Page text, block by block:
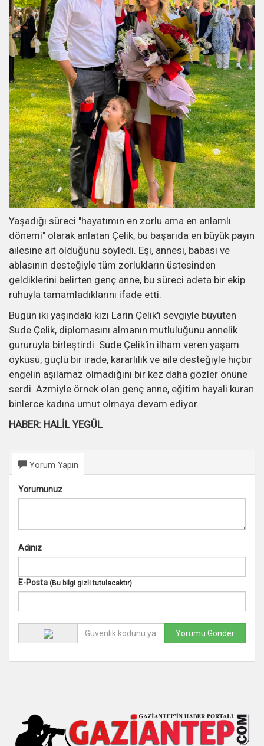
Yaşadığı süreci "hayatımın en zorlu ama en anlamlı
dönemi" olarak anlatan Çelik, bu başarıda en büyük payın
ailesine ait olduğunu söyledi. Eşi, annesi, babası ve
ablasının desteğiyle tüm zorlukların üstesinden
geldiklerini belirten genç anne, bu süreci adeta bir ekip
ruhuyla tamamladıklarını ifade etti.
Bugün iki yaşındaki kızı Larin Çelik'i sevgiyle büyüten
Sude Çelik, diplomasını almanın mutluluğunu annelik
gururuyla birleştirdi. Sude Çelik'in ilham veren yaşam
öyküsü, güçlü bir irade, kararlılık ve aile desteğiyle hiçbir
engelin aşılamaz olmadığını bir kez daha gözler önüne
serdi. Azmiyle örnek olan genç anne, eğitim hayali kuran
binlerce kadına umut olmaya devam ediyor.
HABER: HALİL YEGÜL
Yorum Yapın
Yorumunuz
Adınız
E-Posta (Bu bilgi gizli tutulacaktır)